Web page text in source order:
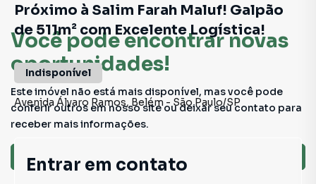
Você pode encontrar novas
oportunidades!
Este imóvel não está mais disponível, mas você pode
conferir outros em nosso site ou deixar seu contato para
receber mais informações.
Ver sugestões
Próximo à Salim Farah Maluf! Galpão
de 511m² com Excelente Logística!
Indisponível
Avenida Álvaro Ramos, Belém - São Paulo/SP
Entrar em contato